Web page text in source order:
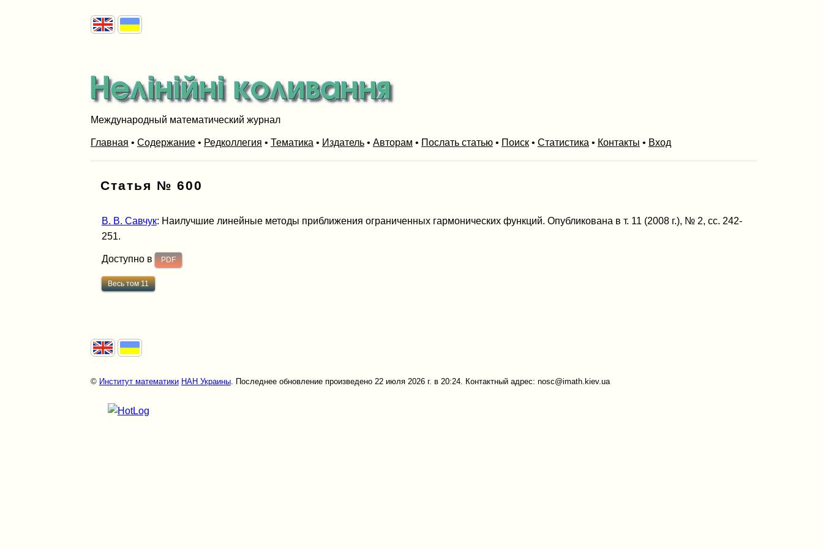
Международный математический журнал
Главная • Содержание• Редколлегия • Тематика • Издатель• Авторам • Послать статью• Поиск• Статистика • Контакты • Вход
Статья № 600
В. В. Савчук: Наилучшие линейные методы приближения ограниченных гармонических функций. Опубликована в т. 11 (2008 г.), № 2, сс. 242-
251.
Доступно в PDF
Весь том 11
© Институт математики НАН Украины. Последнее обновление произведено 22 июля 2026 г. в 20:24. Контактный адрес: nosc@imath.kiev.ua